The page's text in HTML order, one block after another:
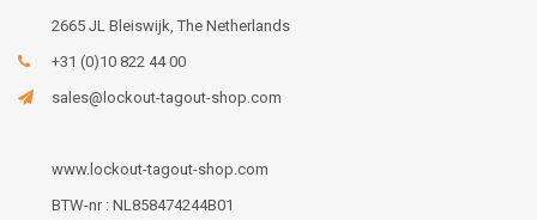
2665 JL Bleiswijk, The Netherlands
+31 (0)10 822 44 00
sales@lockout-tagout-shop.com
www.lockout-tagout-shop.com
BTW-nr : NL858474244B01